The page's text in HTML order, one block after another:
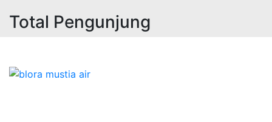
Total Pengunjung